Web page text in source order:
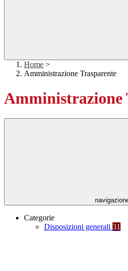
Home >
Amministrazione Trasparente
Amministrazione
Categorie
Disposizioni generali 31